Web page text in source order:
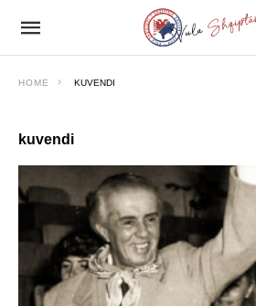
HOME KUVENDI
kuvendi